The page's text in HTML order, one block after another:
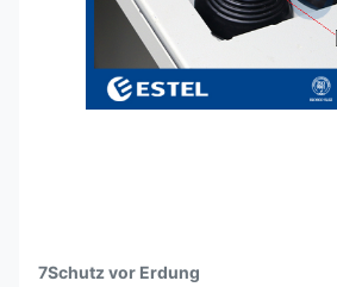
7Schutz vor Erdung